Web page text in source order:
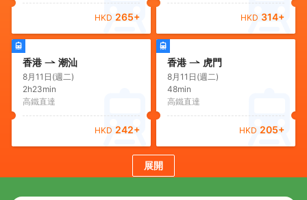
HKD 265+ HKD 314+
香港 潮汕
8月11日(週二)
2h23min
高鐵直達
HKD 242+
香港 虎門
8月11日(週二)
48min
高鐵直達
HKD 205+
展開